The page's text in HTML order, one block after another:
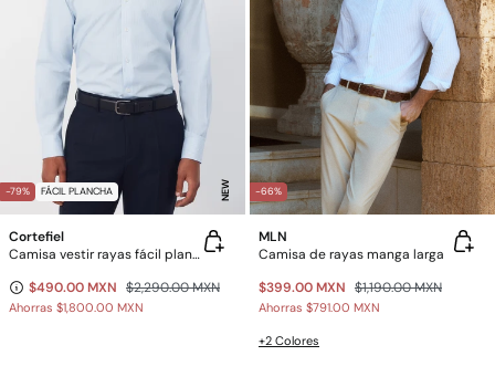
-79% FÁCIL PLANCHA NEW
Cortefiel
Camisa vestir rayas fácil plancha
$490.00 MXN $2,290.00 MXN
Ahorras $1,800.00 MXN
-66%
MLN
Camisa de rayas manga larga
$399.00 MXN $1,190.00 MXN
Ahorras $791.00 MXN
+2 Colores